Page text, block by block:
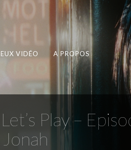
VIDÉO A PROPOS
Play –
Jonah